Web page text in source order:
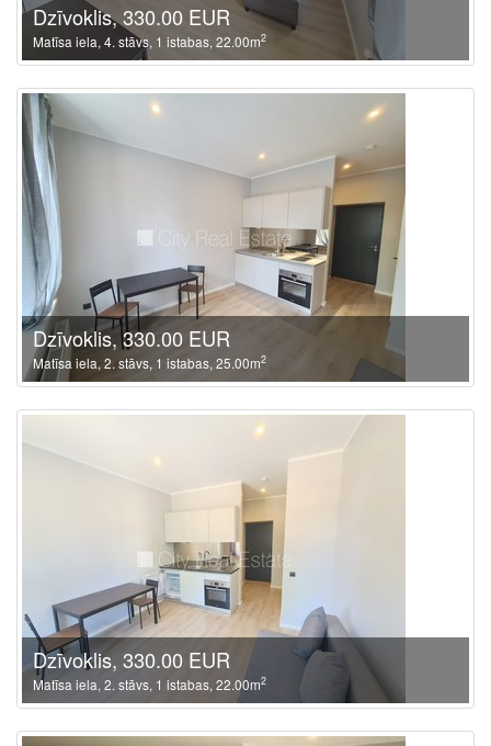
Dzīvoklis, 330.00 EUR
Matīsa iela, 4. stāvs, 1 istabas, 22.00m2
Dzīvoklis, 330.00 EUR
Matīsa iela, 2. stāvs, 1 istabas, 25.00m2
Dzīvoklis, 330.00 EUR
Matīsa iela, 2. stāvs, 1 istabas, 22.00m2